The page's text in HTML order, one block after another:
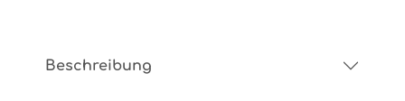
Beschreibung